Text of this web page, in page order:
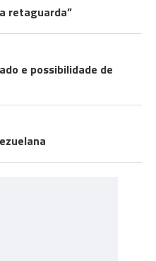
retaguarda”
e possibilidade de